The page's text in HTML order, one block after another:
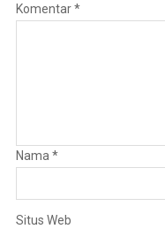
Komentar*
Nama*
Situs Web